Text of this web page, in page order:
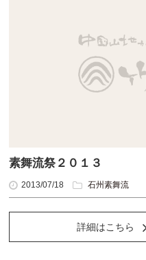
素舞流祭２０１３
2013/07/18 石州素舞流
詳細はこちら